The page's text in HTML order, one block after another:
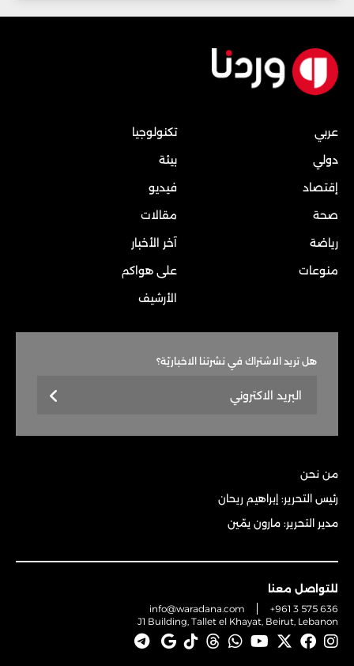
عربي
دولي
إقتصاد
صحة
رياضة
منوعات
تكنولوجيا
بيئة
فيديو
مقالات
آخر الأخبار
على هواكم
الأرشيف
هل تريد الاشتراك في نشرتنا الاخباريّة؟
من نحن
رئيس التحرير: إبراهيم ريحان
مدير التحرير: مارون يمّين
للتواصل معنا
info@waradana.com
+961 3 575 636
J1 Building, Tallet el Khayat, Beirut, Lebanon